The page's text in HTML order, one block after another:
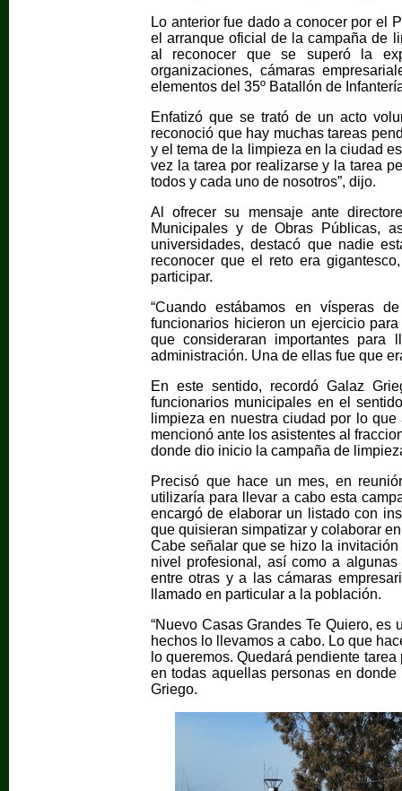
Lo anterior fue dado a conocer por el
el arranque oficial de la campaña de
al reconocer que se superó la
organizaciones, cámaras
elementos del 35º Batallón de
Enfatizó que se trató de un acto
reconoció que hay muchas tareas
y el tema de la limpieza en la ciudad
vez la tarea por realizarse y la tarea
todos y cada uno de nosotros”, dijo.
Al ofrecer su mensaje ante
Municipales y de Obras Públicas,
universidades, destacó que nadie
reconocer que el reto era
participar.
“Cuando estábamos en vísperas
funcionarios hicieron un ejercicio
que consideraran importantes
administración. Una de ellas fue que
En este sentido, recordó Galaz
funcionarios municipales en el
limpieza en nuestra ciudad por lo
mencionó ante los asistentes al
donde dio inicio la campaña de
Precisó que hace un mes, en
utilizaría para llevar a cabo esta
encargó de elaborar un listado con
que quisieran simpatizar y colaborar
Cabe señalar que se hizo la
nivel profesional, así como a
entre otras y a las cámaras
llamado en particular a la población.
“Nuevo Casas Grandes Te Quiero,
hechos lo llevamos a cabo. Lo que
lo queremos. Quedará pendiente
en todas aquellas personas en
Griego.